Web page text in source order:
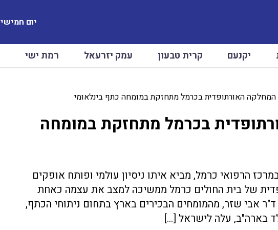
יום חמישי 06.08.26
יקנעם קרית טבעון עמק יזרעאל רמת ישי
האורתופדית בכרמל מתחזקת במומחה כתף בינלאומי
בכרמל מתחזקת במומחה
הרפואי כרמל, מביא איתו ניסיון עולמי ופותח אופקים
של בית החולים כרמל ממשיכה למצב את עצמה כאחת
אבי שזר, מהמומחים הבכירים בארץ בתחום ניתוחי הכתף,